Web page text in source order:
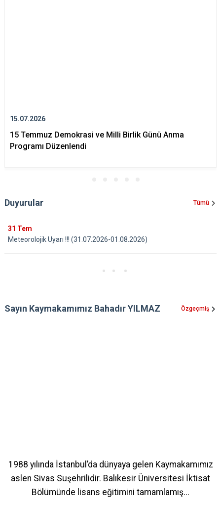
15.07.2026
15 Temmuz Demokrasi ve Milli Birlik Günü Anma
Programı Düzenlendi
Duyurular Tümü
31 Tem
Meteorolojik Uyarı !!! (31.07.2026-01.08.2026)
Sayın Kaymakamımız Bahadır YILMAZ Özgeçmiş
1988 yılında İstanbul’da dünyaya gelen Kaymakamımız
aslen Sivas Suşehrilidir. Balıkesir Üniversitesi İktisat
Bölümünde lisans eğitimini tamamlamış...